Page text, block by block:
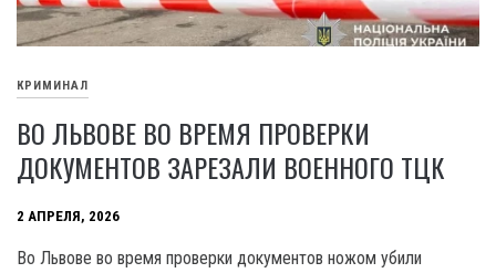
КРИМИНАЛ
ВО ЛЬВОВЕ ВО ВРЕМЯ ПРОВЕРКИ
ДОКУМЕНТОВ ЗАРЕЗАЛИ ВОЕННОГО ТЦК
2 АПРЕЛЯ, 2026
Во Львове во время проверки документов ножом убили